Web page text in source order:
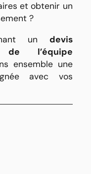
et obtenir un
?
un devis
de l’équipe
ensemble une
avec vos